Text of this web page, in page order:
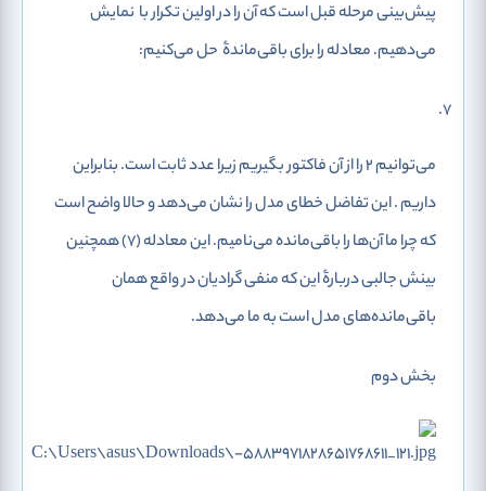
پیش‌بینی مرحله قبل است که آن را در اولین تکرار با نمایش
می‌دهیم. معادله را برای باقی‌ماندۀ حل می‌کنیم:
می‌توانیم 2 را از آن فاکتور بگیریم زیرا عدد ثابت است. بنابراین
داریم. این تفاضل خطای مدل را نشان می‌دهد وحالا واضح است
که چرا ما آن‌ها را باقی‌مانده می‌نامیم. این معادله (7) همچنین
بینش جالبی دربارۀ این که منفی گرادیان در واقع همان
باقی‌مانده‌ها‌ی مدل است به ما می‌دهد.
بخش دوم